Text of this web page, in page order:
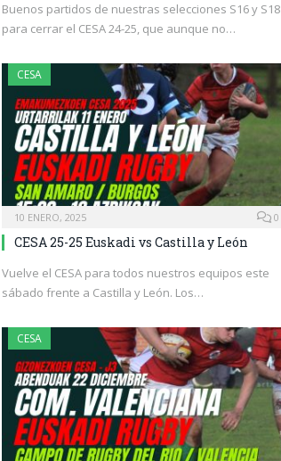
Buenos partidos de nuestras selecciones S16 y S18
para cerrar el CESA 24-25, que aunque no…
CESA
10 ENERO, 2025 0
CESA 25-25 Euskadi vs Castilla y León
Vuelve el CESA para todos nuestros equipos este
sábado frente a Castilla y León. Los…
CESA